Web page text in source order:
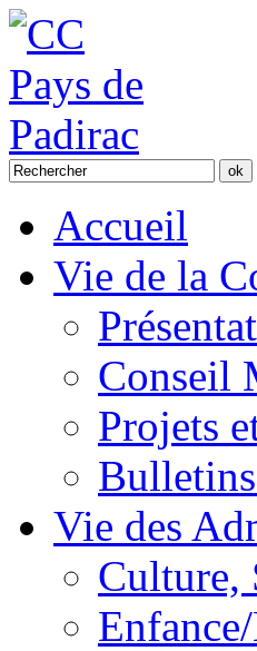
Accueil
Vie de la
Conseil
Projets
Vie des
Culture,